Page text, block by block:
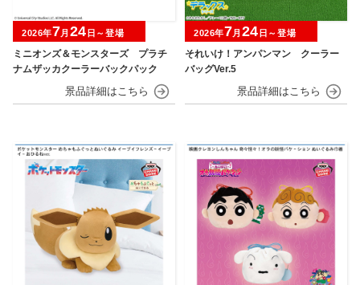
ミニオンズ＆モンスターズ プラチ
ナムザッカクーラーバックパック
2026年7月 24 日～登場
それいけ！アンパンマン クーラー
バッグVer.5
2026年7月 24 日～登場